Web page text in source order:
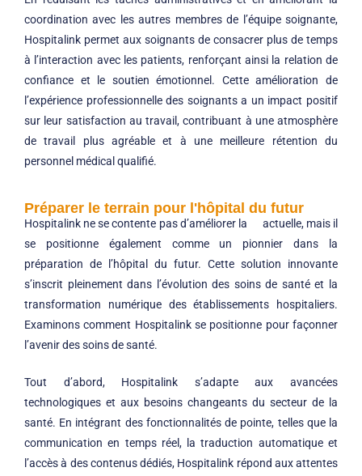
coordination avec les autres membres de l’équipe soignante,
Hospitalink permet aux soignants de consacrer plus de temps
à l’interaction avec les patients, renforçant ainsi la relation de
confiance et le soutien émotionnel. Cette amélioration de
l’expérience professionnelle des soignants a un impact positif
sur leur satisfaction au travail, contribuant à une atmosphère
de travail plus agréable et à une meilleure rétention du
personnel médical qualifié.
Préparer le terrain pour l'hôpital du futur
Hospitalink ne se contente pas d’améliorer la actuelle, mais il
se positionne également comme un pionnier dans la
préparation de l’hôpital du futur. Cette solution innovante
s’inscrit pleinement dans l’évolution des soins de santé et la
transformation numérique des établissements hospitaliers.
Examinons comment Hospitalink se positionne pour façonner
l’avenir des soins de santé.
Tout d’abord, Hospitalink s’adapte aux avancées
technologiques et aux besoins changeants du secteur de la
santé. En intégrant des fonctionnalités de pointe, telles que la
communication en temps réel, la traduction automatique et
l’accès à des contenus dédiés, Hospitalink répond aux attentes